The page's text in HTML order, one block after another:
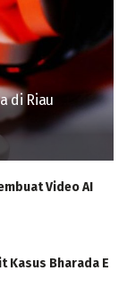
di Riau
Video AI
Kasus Bharada E